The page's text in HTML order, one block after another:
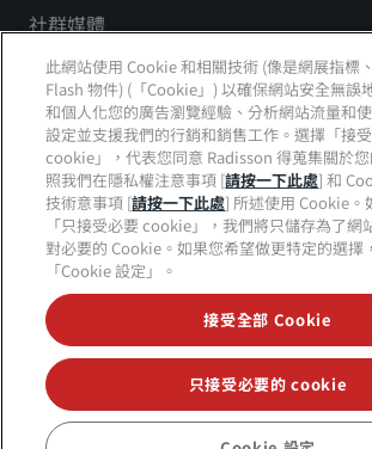
社群媒體
Radisson Hotels 品牌
tiktokinstagram
youtubefacebook
whatsapp
pinterest
threadstwitterlinkedin
絕對不會錯過我們最熱門的
© 2026 Radisson Hotel Group版權所有。
Radisson Hotel Group、Radisson、
Radisson Blu、Radisson Collection、
Individuals、Park Plaza、Park Inn、
Meetings 皆為 Radisson Hotel Group 的商
此網站使用 Cookie 和相關技術 (像是網展指標
Flash 物件) (「Cookie」) 以確保網站安全無誤
和個人化您的廣告瀏覽經驗、分析網站流量和
設定並支援我們的行銷和銷售工作。選擇「接
cookie」，代表您同意 Radisson 得蒐集關於
照我們在隱私權注意事項 [請按一下此處] 和
技術意事項 [請按一下此處] 所述使用 Cookie。
「只接受必要 cookie」，我們將只儲存為了網
對必要的 Cookie。如果您希望做更特定的選擇
「Cookie 設定」。
接受全部 Cookie
只接受必要的 cookie